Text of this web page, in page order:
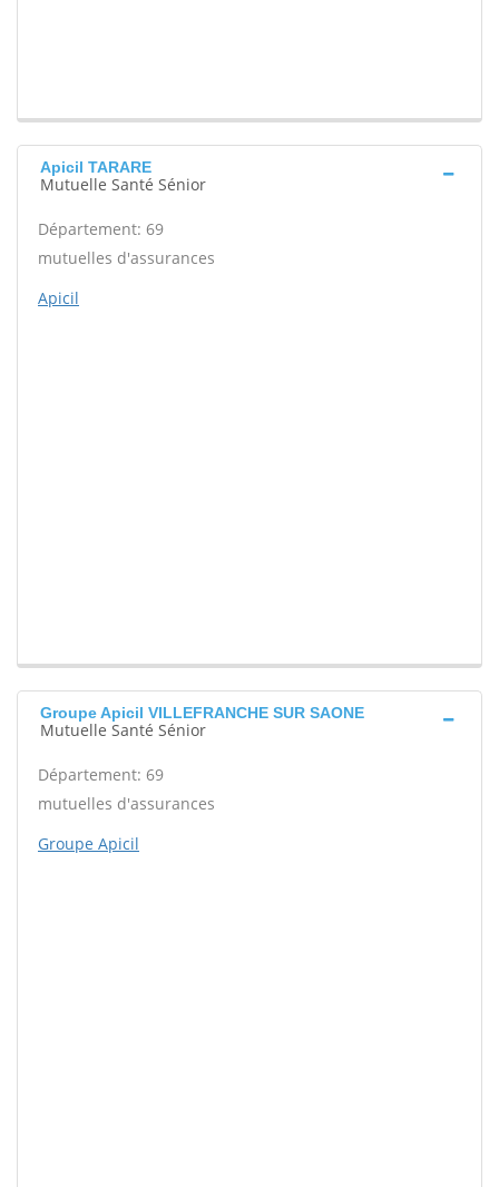
Apicil TARARE
Mutuelle Santé Sénior
Département: 69
mutuelles d'assurances
Apicil
Groupe Apicil VILLEFRANCHE SUR SAONE
Mutuelle Santé Sénior
Département: 69
mutuelles d'assurances
Groupe Apicil